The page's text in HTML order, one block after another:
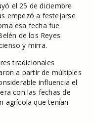
el 25 de diciembre
empezó a festejarse
esa fecha fue
de los Reyes
y mirra.
tradicionales
a partir de múltiples
influencia el
con las fechas de
agrícola que tenían